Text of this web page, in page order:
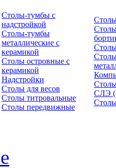
Столы-тумбы с
надстройкой
Столы-тумбы
металлические с
керамикой
Столы островные с
керамикой
Надстройки
Столы для весов
Столы титровальные
Столы передвижные
СЛЭ